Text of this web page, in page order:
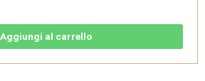
Aggiungi al carrello